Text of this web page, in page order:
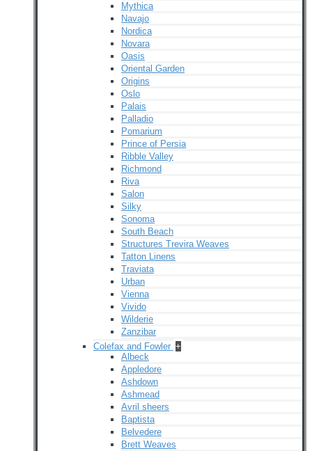
Mythica
Navajo
Nordica
Novara
Oasis
Oriental Garden
Origins
Oslo
Palais
Palladio
Pomarium
Prince of Persia
Ribble Valley
Richmond
Riva
Salon
Silky
Sonoma
South Beach
Structures Trevira Weaves
Tatton Linens
Traviata
Urban
Vienna
Vivido
Wilderie
Zanzibar
Colefax and Fowler +
Albeck
Appledore
Ashdown
Ashmead
Avril sheers
Baptista
Belvedere
Brett Weaves